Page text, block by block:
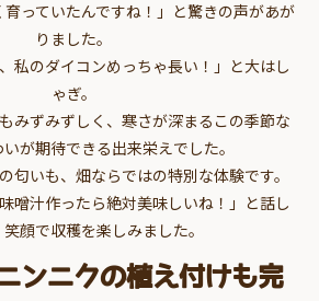
育っていたんですね！」と驚きの声があが
りました。
私のダイコンめっちゃ長い！」と大はし
ゃぎ。
みずみずしく、寒さが深まるこの季節な
が期待できる出来栄えでした。
匂いも、畑ならではの特別な体験です。
噌汁作ったら絶対美味しいね！」と話し
顔で収穫を楽しみました。
ンニクの植え付けも完